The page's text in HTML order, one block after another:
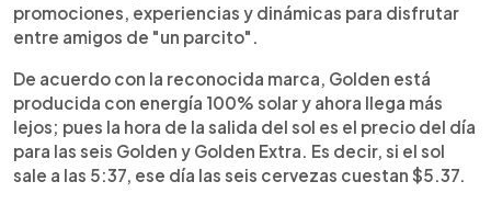
promociones, experiencias y dinámicas para disfrutar
entre amigos de "un parcito".
De acuerdo con la reconocida marca, Golden está
producida con energía 100% solar y ahora llega más
lejos; pues la hora de la salida del sol es el precio del día
para las seis Golden y Golden Extra. Es decir, si el sol
sale a las 5:37, ese día las seis cervezas cuestan $5.37.